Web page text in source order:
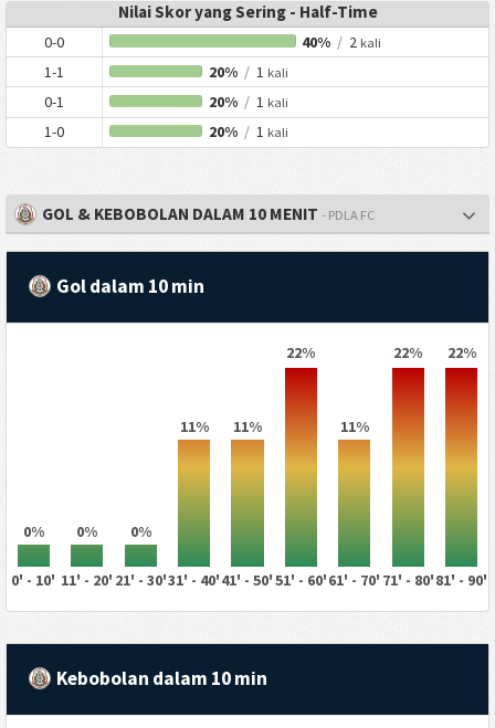
Nilai Skor yang Sering - Half-Time
0-0 40% / 2 kali
1-1 20% /1 kali
0-1 20% /1 kali
1-0 20% /1 kali
GOL & KEBOBOLAN DALAM 10 MENIT - PDLA FC
Gol dalam 10 min
0% 0% 0%
11% 11%
22%
11%
22% 22%
0' - 10' 11' - 20' 21' - 30'31' - 40'41' - 50'51' - 60'61' - 70' 71' - 80'81' - 90'
Kebobolan dalam 10 min